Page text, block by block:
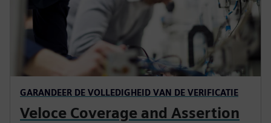
GARANDEER DE VOLLEDIGHEID VAN DE VERIFICATIE
Veloce Coverage and Assertion